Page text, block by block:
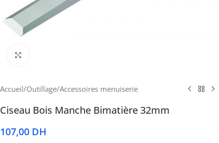
Accueil/Outillage/Accessoires menuiserie
Ciseau Bois Manche Bimatière 32mm
107,00 DH